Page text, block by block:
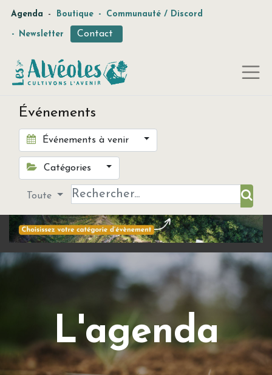
Agenda - Boutique - Communauté / Discord
- Newsletter Contact
Événements
Événements à venir
Catégories
Toute
L'agenda